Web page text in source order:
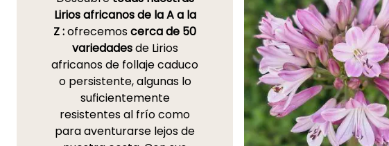
Lirios africanos de la A a la
Z :ofrecemoscerca de 50
variedadesde Lirios
africanos de follaje caduco
o persistente, algunas lo
suficientemente
resistentes al frío como
para aventurarse lejos de